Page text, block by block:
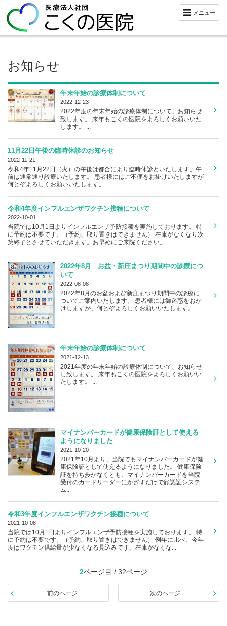
メニュー
お知らせ
年末年始の診療体制について
2022-12-23
2022年度の年末年始の診療体制について、お知らせ
致します。 来年もこくの医院をよろしくお願いいた
します。 ...
11月22日午後の臨時休診のお知らせ
2022-11-21
令和4年11月22日（火）の午後は都合により臨時休診といたします。午
前は通常通り診療いたします。 患者様にはご不便をお掛けいたしますが
何とぞよろしくお願いいたします。 ...
令和4年度インフルエンザワクチン接種について
2022-10-01
当院では10月1日よりインフルエンザ予防接種を実施しております。 特
に予約は不要です。（予約、取り置きはできません） 在庫がなくなり次
第終了とさせていただきます。お早めにご来院ください。 ...
2022年8月 お盆・新庄まつり期間中の診療につ
いて
2022-08-08
2022年8月のお盆および新庄まつり期間中の診療に
ついてご案内いたします。 患者様には御迷惑をおか
けしますが、何とぞよろしくお願いいたします。 ...
年末年始の診療体制について
2021-12-13
2021年度の年末年始の診療体制について、お知らせ
し致します。 来年もこくの医院をよろしくお願いい
たします。 ...
マイナンバーカードが健康保険証として使える
ようになりました
2021-10-20
2021年10月より、当院でもマイナンバーカードが健
康保険証として使えるようになりました。 健康保険
証を持ち歩かなくとも、マイナンバーカードを当院
受付のカードリーダーにかざすだけで顔認証システ
ム...
令和3年度インフルエンザワクチン接種について
2021-10-08
当院では10月1日よりインフルエンザ予防接種を実施しております。 特
に予約は不要です。（予約、取り置きはできません） 例年に比べ、今年
度はワクチン供給量が少なくなる見込みです。在庫がなくな...
2ページ目 / 32ページ
前のページ 次のページ